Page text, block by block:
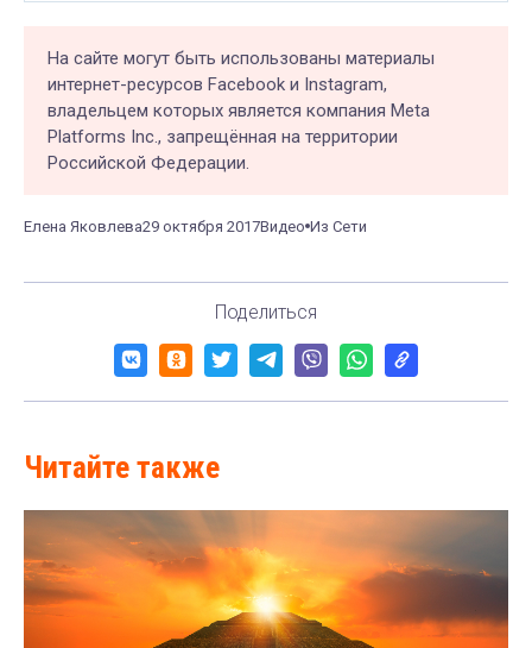
На сайте могут быть использованы материалы
интернет-ресурсов Facebook и Instagram,
владельцем которых является компания Meta
Platforms Inc., запрещённая на территории
Российской Федерации.
Елена Яковлева29 октября 2017Видео Из Сети
Поделиться
Читайте также